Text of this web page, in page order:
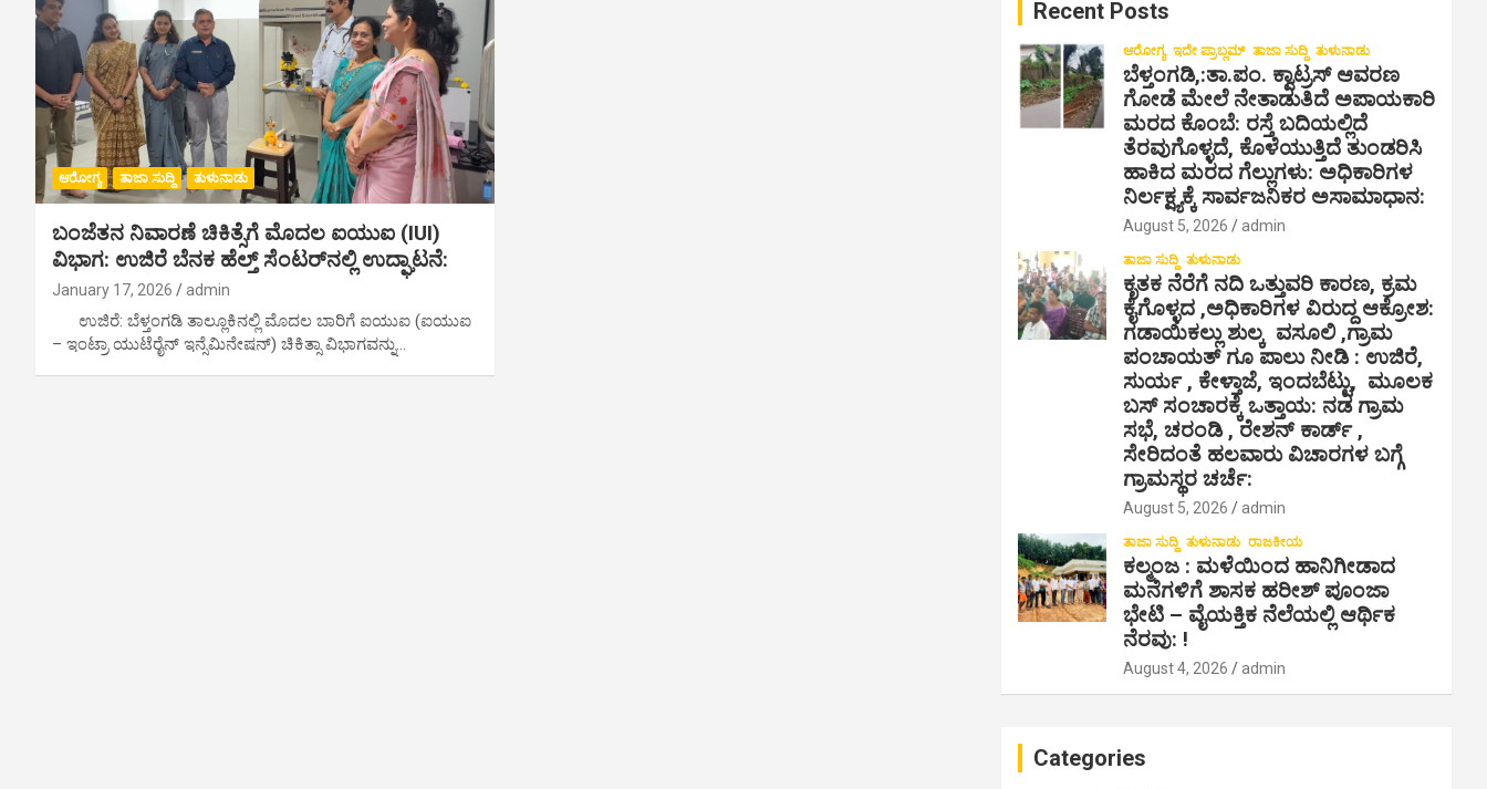
ಆರೋಗ್ಯ ತಾಜಾ ಸುದ್ದಿ ತುಳುನಾಡು
ಬಂಜೆತನ ನಿವಾರಣೆ ಚಿಕಿತ್ಸೆಗೆ ಮೊದಲ ಐಯುಐ (IUI)
ವಿಭಾಗ: ಉಜಿರೆ ಬೆನಕ ಹೆಲ್ತ್ ಸೆಂಟರ್‌ನಲ್ಲಿ ಉದ್ಘಾಟನೆ:
January 17, 2026 admin
ಉಜಿರೆ: ಬೆಳ್ತಂಗಡಿ ತಾಲ್ಲೂಕಿನಲ್ಲಿ ಮೊದಲ ಬಾರಿಗೆ ಐಯುಐ (ಐಯುಐ
– ಇಂಟ್ರಾ ಯುಟೆರೈನ್ ಇನ್ಸೆಮಿನೇಷನ್) ಚಿಕಿತ್ಸಾ ವಿಭಾಗವನ್ನು…
Recent Posts
ಆರೋಗ್ಯ ಇದೇ ಪ್ರಾಬ್ಲಮ್ ತಾಜಾ ಸುದ್ದಿ ತುಳುನಾಡು
ಬೆಳ್ತಂಗಡಿ,:ತಾ.ಪಂ‌. ಕ್ವಾಟ್ರಸ್ ಆವರಣ
ಗೋಡೆ ಮೇಲೆ ನೇತಾಡುತಿದೆ ಅಪಾಯಕಾರಿ
ಮರದ ಕೊಂಬೆ: ರಸ್ತೆ ಬದಿಯಲ್ಲಿದೆ
ತೆರವುಗೊಳ್ಳದೆ, ಕೊಳೆಯುತ್ತಿದೆ ತುಂಡರಿಸಿ
ಹಾಕಿದ ಮರದ ಗೆಲ್ಲುಗಳು: ಅಧಿಕಾರಿಗಳ
ನಿರ್ಲಕ್ಷ್ಯಕ್ಕೆ ಸಾರ್ವಜನಿಕರ ಅಸಾಮಾಧಾನ:
August 5, 2026 admin
ತಾಜಾ ಸುದ್ದಿ ತುಳುನಾಡು
ಕೃತಕ ನೆರೆಗೆ ನದಿ ಒತ್ತುವರಿ ಕಾರಣ, ಕ್ರಮ
ಕೈಗೊಳ್ಳದ ,ಅಧಿಕಾರಿಗಳ ವಿರುದ್ದ ಆಕ್ರೋಶ:
ಗಡಾಯಿಕಲ್ಲು ಶುಲ್ಕ ವಸೂಲಿ ,ಗ್ರಾಮ
ಪಂಚಾಯತ್ ಗೂ ಪಾಲು ನೀಡಿ : ಉಜಿರೆ,
ಸುರ್ಯ , ಕೇಳ್ತಾಜೆ, ಇಂದಬೆಟ್ಟು, ಮೂಲಕ
ಬಸ್ ಸಂಚಾರಕ್ಕೆ ಒತ್ತಾಯ: ನಡ ಗ್ರಾಮ
ಸಭೆ, ಚರಂಡಿ , ರೇಶನ್ ಕಾರ್ಡ್ ,
ಸೇರಿದಂತೆ ಹಲವಾರು ವಿಚಾರಗಳ ಬಗ್ಗೆ
ಗ್ರಾಮಸ್ಥರ ಚರ್ಚೆ:
August 5, 2026 admin
ತಾಜಾ ಸುದ್ದಿ ತುಳುನಾಡು ರಾಜಕೀಯ
ಕಲ್ಮಂಜ : ಮಳೆಯಿಂದ ಹಾನಿಗೀಡಾದ
ಮನೆಗಳಿಗೆ ಶಾಸಕ ಹರೀಶ್ ಪೂಂಜಾ
ಭೇಟಿ – ವೈಯಕ್ತಿಕ ನೆಲೆಯಲ್ಲಿ ಆರ್ಥಿಕ‌
ನೆರವು: !
August 4, 2026 admin
Categories